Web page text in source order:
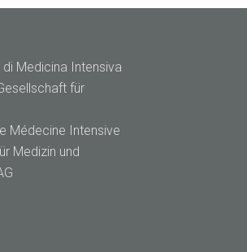
Medicina Intensiva
für
Médecine Intensive
Medizin und